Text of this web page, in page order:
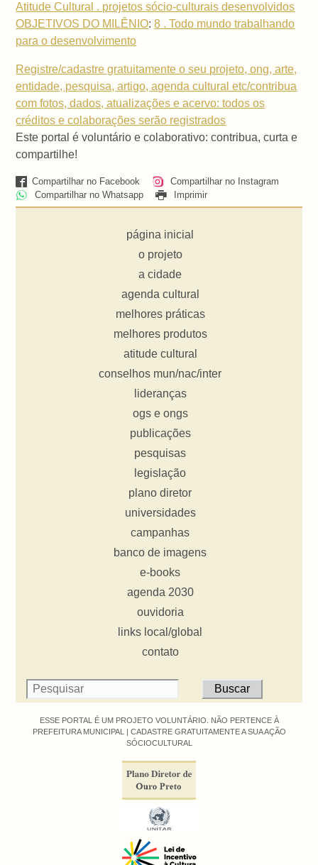
Atitude Cultural . projetos sócio-culturais desenvolvidos
OBJETIVOS DO MILÊNIO:8 . Todo mundo trabalhando
para o desenvolvimento
Registre/cadastre gratuitamente o seu projeto, ong, arte,
entidade, pesquisa, artigo, agenda cultural etc/contribua
com fotos, dados, atualizações e acervo: todos os
créditos e colaborações serão registrados
Este portal é voluntário e colaborativo: contribua, curta e
compartilhe!
Compartilhar no Facebook
Compartilhar no Instagram
Compartilhar no Whatsapp
Imprimir
página inicial
o projeto
a cidade
agenda cultural
melhores práticas
melhores produtos
atitude cultural
conselhos mun/nac/inter
lideranças
ogs e ongs
publicações
pesquisas
legislação
plano diretor
universidades
campanhas
banco de imagens
e-books
agenda 2030
ouvidoria
links local/global
contato
ESSE PORTAL É UM PROJETO VOLUNTÁRIO. NÃO PERTENCE À
PREFEITURA MUNICIPAL | CADASTRE GRATUITAMENTE A SUA AÇÃO
SÓCIOCULTURAL